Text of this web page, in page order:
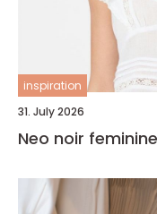
inspiration
31. July 2026
Neo noir